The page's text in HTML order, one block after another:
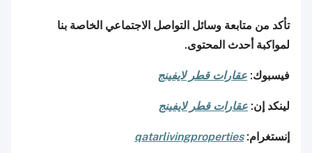
تأكد من متابعة وسائل التواصل الاجتماعي الخاصة بنا
لمواكبة أحدث المحتوى.
فيسبوك: عقارات قطر لايفينج
لينكد إن: عقارات قطر لايفينج
إنستغرام:qatarlivingproperties